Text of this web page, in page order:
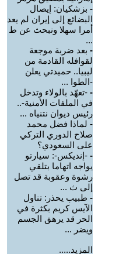
- بزشكيان: إيصال
البضائع إلى إيران لم يعد
أمرا سهلا ونبحث عن ط
...
- بعد ضربة موجعة
لقوافله القادمة من
ليبيا.. حميدتي يعلن
-الطوا ...
- -تعهّد بالولاء وتدخل
في الملفات الأمنية-..
رئيس ديوان نتنياه ...
- لماذا فضل محمد
صلاح الدوري التركي
على السعودي؟
- -إنديكس-: سيارتو
يواجه اتهاما بتلقي
رشوة وعقوبة قد تصل
إلى ث ...
- طبيب يحذر: تناول
الآيس كريم بكثرة في
الحر قد يرهق الجسم
ويضر ...
المزيد.....